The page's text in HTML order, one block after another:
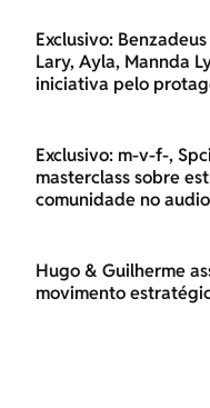
Exclusivo:
Lary, Ayla, Mannda
iniciativa pelo
Exclusivo: m-v-f-,
masterclass sobre
comunidade no
Hugo & Guilherme
movimento